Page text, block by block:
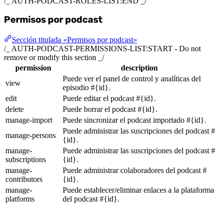
Permisos por podcast
Sección titulada «Permisos por podcast»
/_ AUTH-PODCAST-PERMISSIONS-LIST:START - Do not
remove or modify this section _/
permission
description
view
Puede ver el panel de control y analíticas del
episodio #{id}.
edit
Puede editar el podcast #{id}.
delete
Puede borrar el podcast #{id}.
manage-import
Puede sincronizar el podcast importado #{id}.
manage-persons
Puede administrar las suscripciones del podcast #
{id}.
manage-
subscriptions
Puede administrar las suscripciones del podcast #
{id}.
manage-
contributors
Puede administrar colaboradores del podcast #
{id}.
manage-
platforms
Puede establecer/eliminar enlaces a la plataforma
del podcast #{id}.